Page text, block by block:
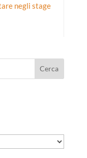
negli stage
Cerca